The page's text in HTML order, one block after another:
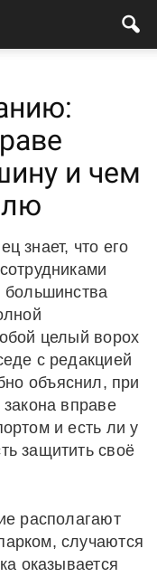
и чем
знает, что его
целый ворох
с редакцией
объяснил, при
закона вправе
и есть ли у
защитить своё
располагают
случаются
оказывается